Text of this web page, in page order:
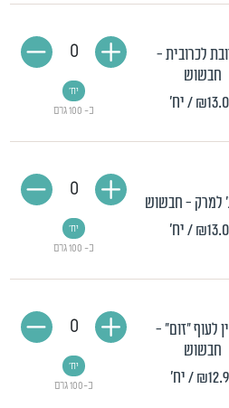
לכרובית -
חבשוש
/ יח' כ- 100 גרם
יח'
0
למרק - חבשוש
/ יח'
כ- 100 גרם
יח'
0
לעוף "זום" -
חבשוש
/ יח' כ-100 גרם
יח'
0